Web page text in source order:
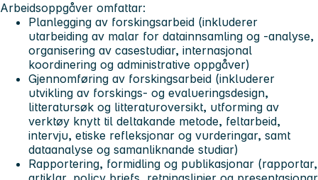
Arbeidsoppgåver omfattar:
Planlegging av forskingsarbeid (inkluderer
utarbeiding av malar for datainnsamling og -analyse,
organisering av casestudiar, internasjonal
koordinering og administrative oppgåver)
Gjennomføring av forskingsarbeid (inkluderer
utvikling av forskings- og evalueringsdesign,
litteratursøk og litteraturoversikt, utforming av
verktøy knytt til deltakande metode, feltarbeid,
intervju, etiske refleksjonar og vurderingar, samt
dataanalyse og samanliknande studiar)
Rapportering, formidling og publikasjonar (rapportar,